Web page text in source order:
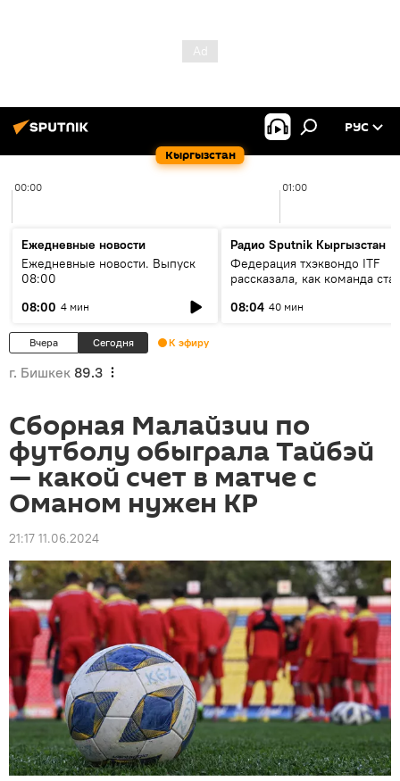
Кыргызстан
РУС
00:00 01:00
Ежедневные новости
Ежедневные новости. Выпуск
08:00
08:00 4 мин
Радио Sputnik Кыргызстан
Федерация тхэквондо ITF
рассказала, как команда
08:04 40 мин
Вчера Сегодня К эфиру
г. Бишкек 89.3
Сборная Малайзии по
футболу обыграла Тайбэй
— какой счет в матче с
Оманом нужен КР
21:17 11.06.2024